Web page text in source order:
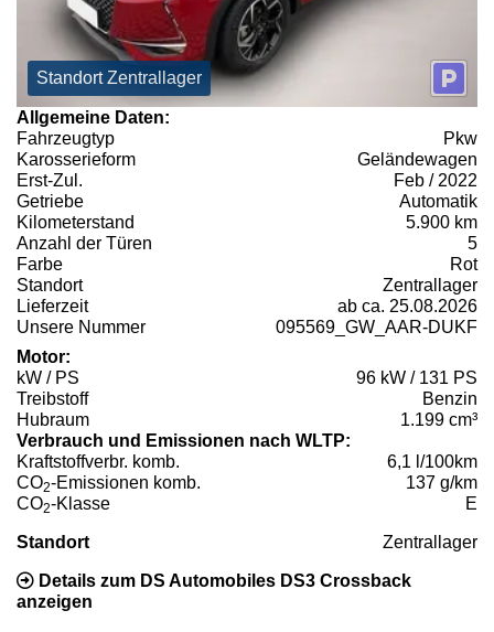
Standort Zentrallager
Allgemeine Daten:
Fahrzeugtyp
Pkw
Karosserieform
Geländewagen
Erst-Zul.
Feb / 2022
Getriebe
Automatik
Kilometerstand
5.900 km
Anzahl der Türen
5
Farbe
Rot
Standort
Zentrallager
Lieferzeit
ab ca. 25.08.2026
Unsere Nummer
095569_GW_AAR-DUKF
Motor:
kW / PS
96 kW / 131 PS
Treibstoff
Benzin
Hubraum
1.199 cm³
Verbrauch und Emissionen nach WLTP:
Kraftstoffverbr. komb.
6,1 l/100km
CO2-Emissionen komb.
137 g/km
CO2-Klasse E
Standort Zentrallager
Details zum DS Automobiles DS3 Crossback
anzeigen